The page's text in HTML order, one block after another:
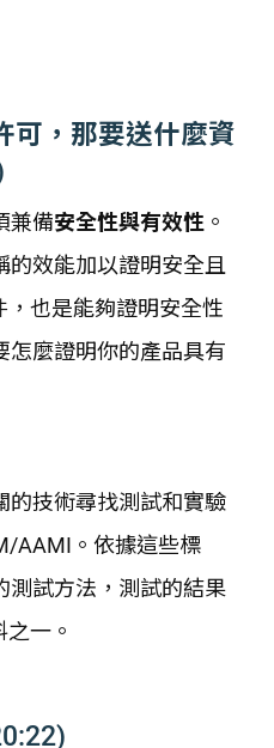
可，那要送什麼資
兼備安全性與有效性 。
效能加以證明安全且
，也是能夠證明安全性
怎麼證明你的產品具有
的技術尋找測試和實驗
AAMI。依據這些標
測試方法，測試的結果
一。